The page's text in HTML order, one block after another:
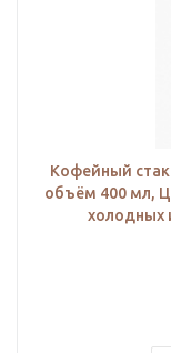
Кофейный
объём 400 мл,
холодных